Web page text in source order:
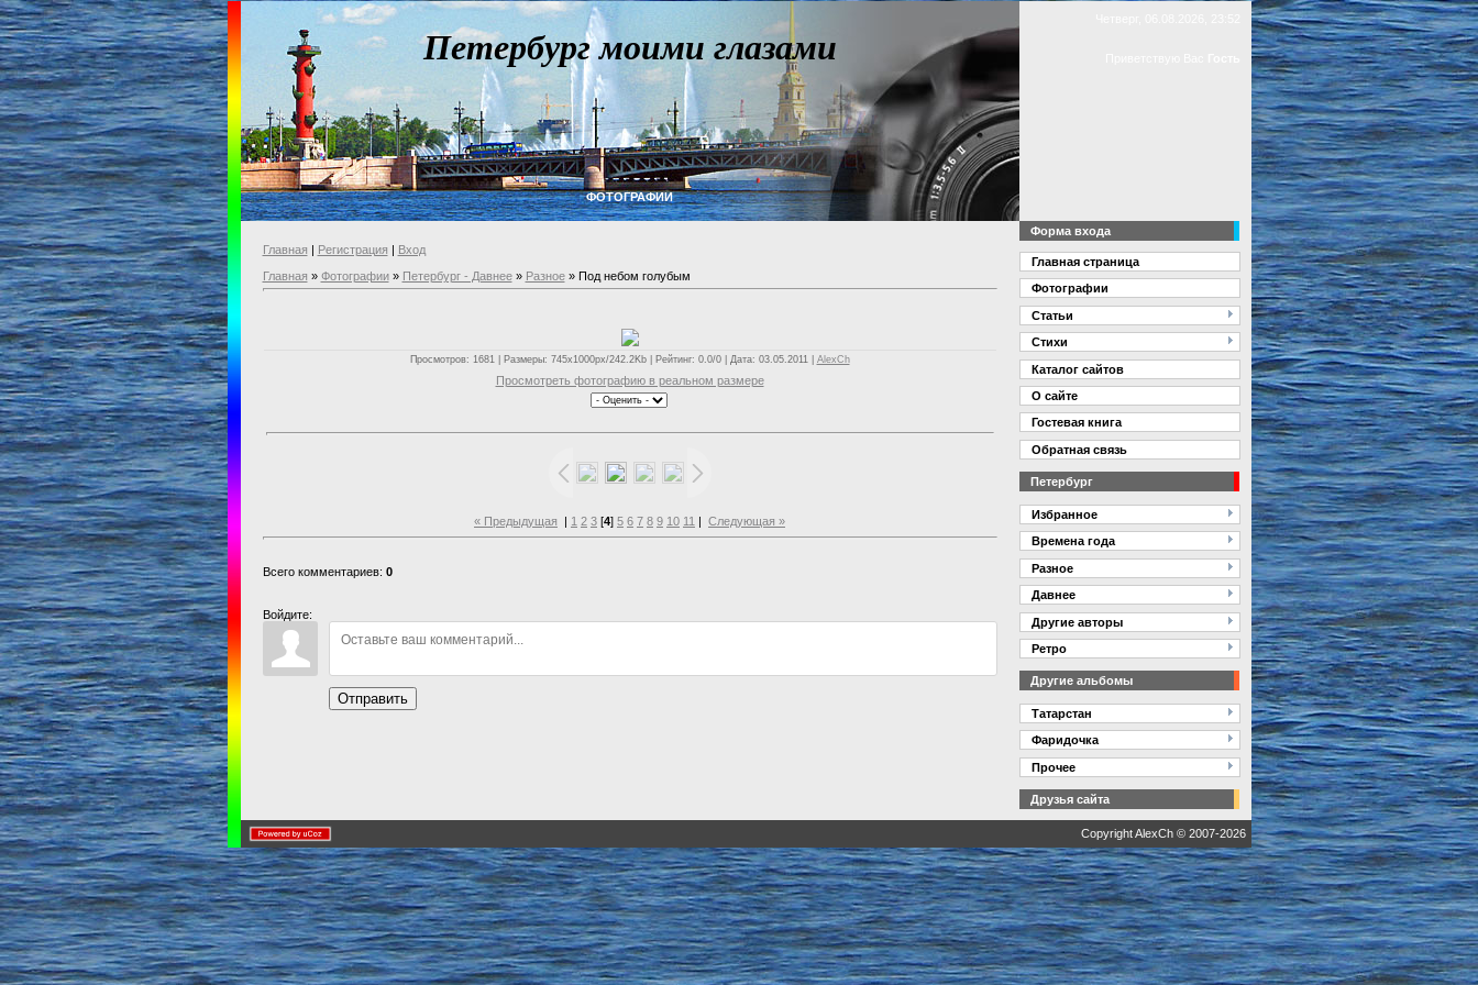
Петербург моими глазами
ФОТОГРАФИИ
Главная | Регистрация | Вход
Главная » Фотографии» Петербург - Давнее» Разное» Под небом голубым
Просмотров: 1681 | Размеры: 745x1000px/242.2Kb | Рейтинг: 0.0/0 | Дата: 03.05.2011 | AlexCh
Просмотреть фотографию в реальном размере
« Предыдущая | 1 2 3 [4] 5 6 7 8 9 10 11 | Следующая »
Всего комментариев: 0
Войдите:
Отправить
Форма входа
Главная страница
Фотографии
Статьи
Стихи
Каталог сайтов
О сайте
Гостевая книга
Обратная связь
Петербург
Избранное
Времена года
Разное
Давнее
Другие авторы
Ретро
Другие альбомы
Татарстан
Фаридочка
Прочее
Друзья сайта
Copyright AlexCh © 2007-2026